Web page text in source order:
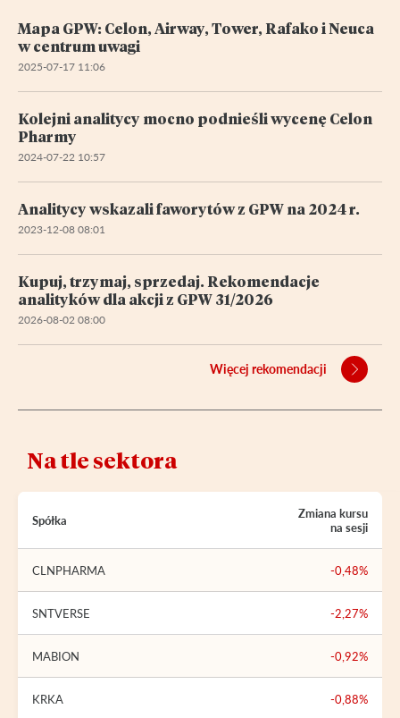
Mapa GPW: Celon, Airway, Tower, Rafako i Neuca
w centrum uwagi
2025-07-17 11:06
Kolejni analitycy mocno podnieśli wycenę Celon
Pharmy
2024-07-22 10:57
Analitycy wskazali faworytów z GPW na 2024 r.
2023-12-08 08:01
Kupuj, trzymaj, sprzedaj. Rekomendacje
analityków dla akcji z GPW 31/2026
2026-08-02 08:00
Więcej rekomendacji
Na tle sektora
Spółka
Zmiana kursu
na sesji
CLNPHARMA -0,48%
SNTVERSE -2,27%
MABION -0,92%
KRKA -0,88%